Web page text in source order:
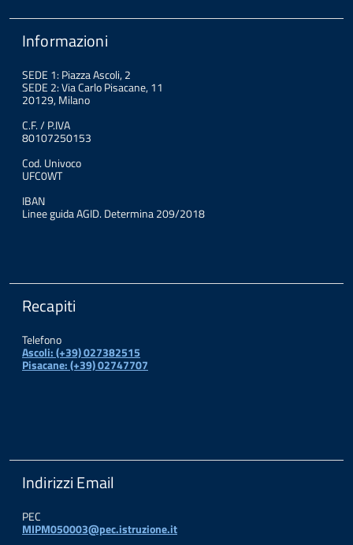
Informazioni
SEDE 1: Piazza Ascoli, 2
SEDE 2: Via Carlo Pisacane, 11
20129, Milano
C.F. / P.IVA
80107250153
Cod. Univoco
UFC0WT
IBAN
Linee guida AGID. Determina 209/2018
Recapiti
Telefono
Ascoli: (+39) 027382515
Pisacane: (+39) 02747707
Indirizzi Email
PEC
MIPM050003@pec.istruzione.it